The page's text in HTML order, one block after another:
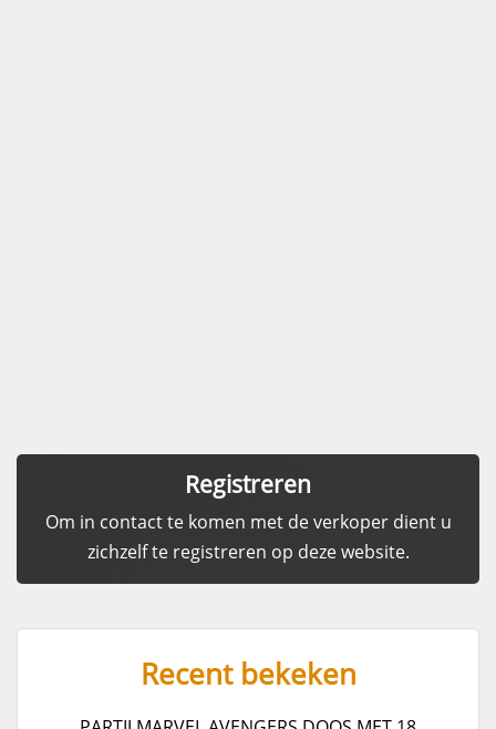
Registreren
Om in contact te komen met de verkoper dient u
zichzelf te registreren op deze website.
Recent bekeken